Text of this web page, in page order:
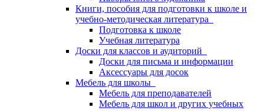
Книги, пособия для подготовки к школе и
учебно-методическая литература
Подготовка к школе
Учебная литература
Доски для классов и аудиторий
Доски для письма и информации
Аксессуары для досок
Мебель для школы
Мебель для преподавателей
Мебель для школ и других учебных